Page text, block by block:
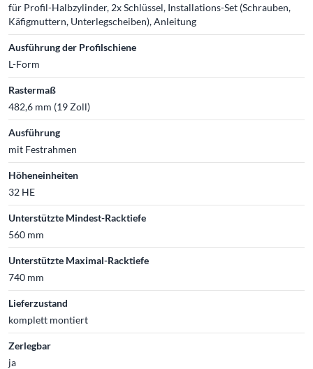
für Profil-Halbzylinder, 2x Schlüssel, Installations-Set (Schrauben,
Käfigmuttern, Unterlegscheiben), Anleitung
Ausführung der Profilschiene
L-Form
Rastermaß
482,6 mm (19 Zoll)
Ausführung
mit Festrahmen
Höheneinheiten
32 HE
Unterstützte Mindest-Racktiefe
560 mm
Unterstützte Maximal-Racktiefe
740 mm
Lieferzustand
komplett montiert
Zerlegbar
ja